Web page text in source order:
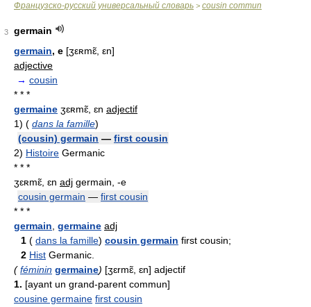
Французско-русский универсальный словарь > cousin commun
3
germain
germain, e [ʒεʀmɛ̃, εn]
adjective
→ cousin
* * *
germaine ʒɛʀmɛ̃, ɛn adjectif
1) ( dans la famille)
(cousin) germain — first cousin
2) Histoire Germanic
* * *
ʒɛʀmɛ̃, ɛn adj germain, -e
cousin germain — first cousin
* * *
germain germaine adj
1 ( dans la famille) cousin germain first cousin;
2 Hist Germanic.
( féminin germaine) [ʒɛrmɛ̃, ɛn] adjectif
1. [ayant un grand-parent commun]
cousine germaine first cousin